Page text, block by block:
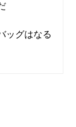
ッグはなる